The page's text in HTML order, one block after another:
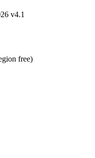
v4.1
free)